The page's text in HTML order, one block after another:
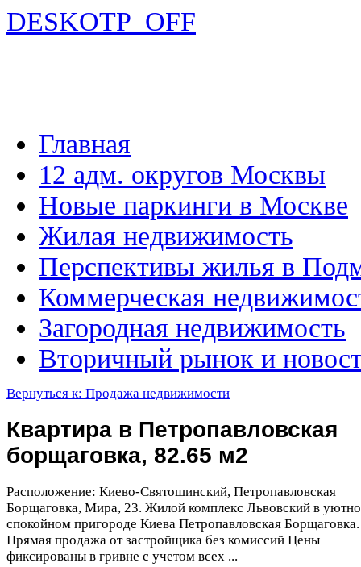
DESKOTP_OFF
Главная
12 адм. округов Москвы
Новые паркинги в Москве
Жилая недвижимость
Перспективы жилья в
Коммерческая
Загородная недвижимость
Вторичный рынок и
Вернуться к: Продажа недвижимости
Квартира в Петропавловская
борщаговка, 82.65 м2
Расположение: Киево-Святошинский, Петропавловская
Борщаговка, Мира, 23. Жилой комплекс Львовский в
спокойном пригороде Киева Петропавловская Борщаговка.
Прямая продажа от застройщика без комиссий Цены
фиксированы в гривне с учетом всех ...